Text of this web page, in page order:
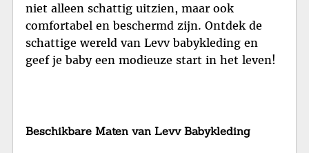
niet alleen schattig uitzien, maar ook
comfortabel en beschermd zijn. Ontdek de
schattige wereld van Levv babykleding en
geef je baby een modieuze start in het leven!
Beschikbare Maten van Levv Babykleding